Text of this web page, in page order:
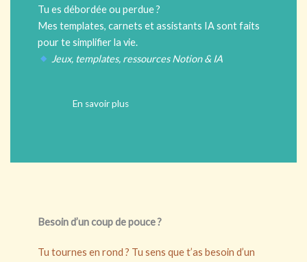
Tu es débordée ou perdue ?
Mes templates, carnets et assistants IA sont faits
pour te simplifier la vie.
Jeux, templates, ressources Notion & IA
En savoir plus
Besoin d’un coup de pouce ?
Tu tournes en rond ? Tu sens que t’as besoin d’un